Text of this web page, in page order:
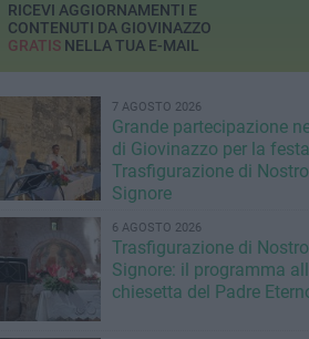
RICEVI AGGIORNAMENTI E
CONTENUTI DA GIOVINAZZO
GRATISNELLA TUA E-MAIL
7 AGOSTO 2026
Grande partecipazione
di Giovinazzo per la
Trasfigurazione di Nostro
Signore
6 AGOSTO 2026
Trasfigurazione di Nostro
Signore: il programma
chiesetta del Padre